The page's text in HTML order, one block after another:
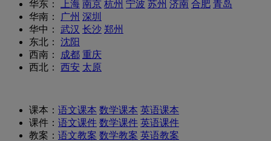
华东： 上海 南京 杭州 宁波 苏州 济南 合肥 青岛
华南：
广州 深圳
华中：
武汉 长沙 郑州
东北：
沈阳
西南：
成都 重庆
西北：
西安 太原
课本： 语文课本 数学课本 英语课本
课件： 语文课件 数学课件 英语课件
教案： 语文教案 数学教案 英语教案